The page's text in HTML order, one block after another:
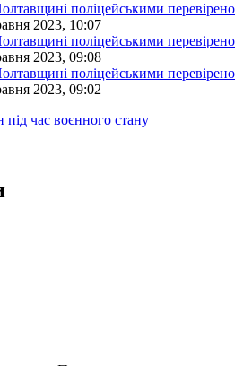
поліцейськими перевірено
2023, 10:07
поліцейськими перевірено
2023, 09:08
поліцейськими перевірено
2023, 09:02
під час воєнного стану